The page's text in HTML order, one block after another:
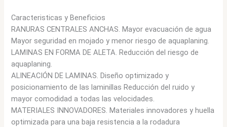
Caracteristicas y Beneficios
RANURAS CENTRALES ANCHAS. Mayor evacuación de agua
Mayor seguridad en mojado y menor riesgo de aquaplaning.
LAMINAS EN FORMA DE ALETA. Reducción del riesgo de
aquaplaning.
ALINEACIÓN DE LAMINAS. Diseño optimizado y
posicionamiento de las laminillas Reducción del ruido y
mayor comodidad a todas las velocidades.
MATERIALES INNOVADORES. Materiales innovadores y huella
optimizada para una baja resistencia a la rodadura